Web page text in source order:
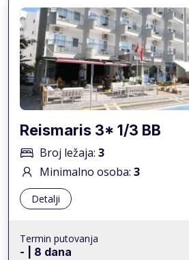
Reismaris 3* 1/3 BB
Broj ležaja: 3
Minimalno osoba: 3
Detalji
Termin putovanja
- | 8 dana